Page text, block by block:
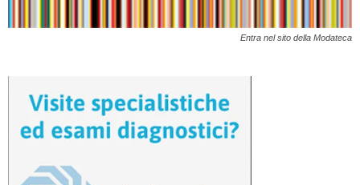
Entra nel sito della Modateca